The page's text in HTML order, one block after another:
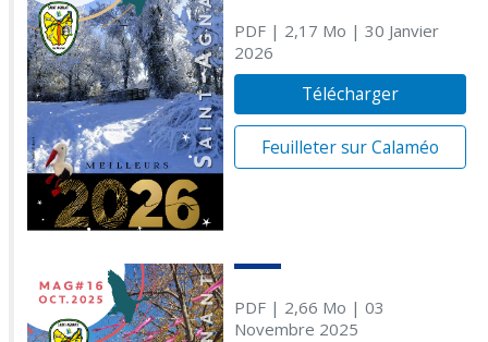
PDF| 2,17 Mo | 30 Janvier
2026
Télécharger
Feuilleter sur Calaméo
PDF| 2,66 Mo | 03
Novembre 2025